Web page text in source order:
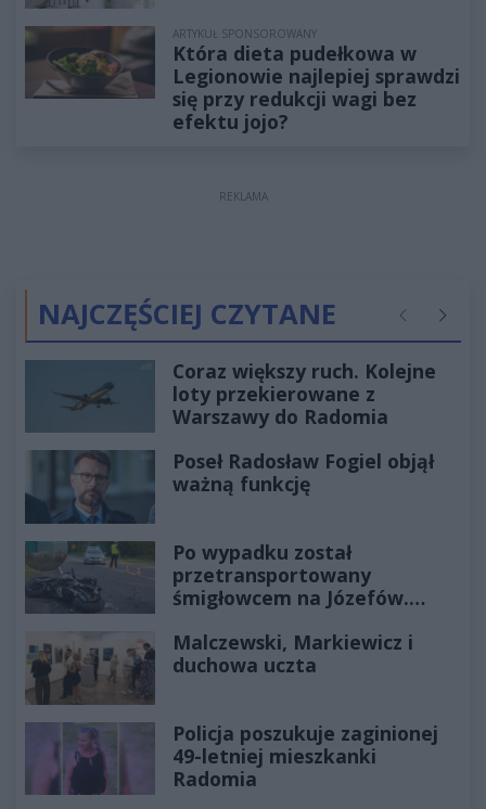
ARTYKUŁ SPONSOROWANY
Która dieta pudełkowa w
Legionowie najlepiej sprawdzi
się przy redukcji wagi bez
efektu jojo?
REKLAMA
NAJCZĘŚCIEJ CZYTANE Poprzednie
Coraz większy ruch. Kolejne
loty przekierowane z
Warszawy do Radomia
Poseł Radosław Fogiel objął
ważną funkcję
Po wypadku został
przetransportowany
śmigłowcem na Józefów.
Malczewski, Markiewicz i
duchowa uczta
Policja poszukuje zaginionej
49-letniej mieszkanki
Radomia